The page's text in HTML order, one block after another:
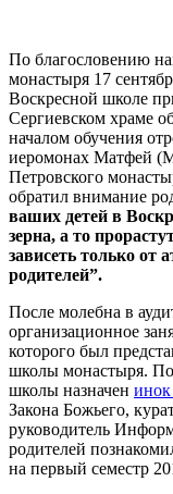
По благословению
монастыря 17
Воскресной школе
Сергиевском храме
началом обучения
иеромонах Матфей
Петровского
обратил внимание
ваших детей в
зерна, а то
зависеть только от
родителей”.
После молебна в
организационное
которого был
школы монастыря.
школы назначен
Закона Божьего,
руководитель
родителей
на первый семестр